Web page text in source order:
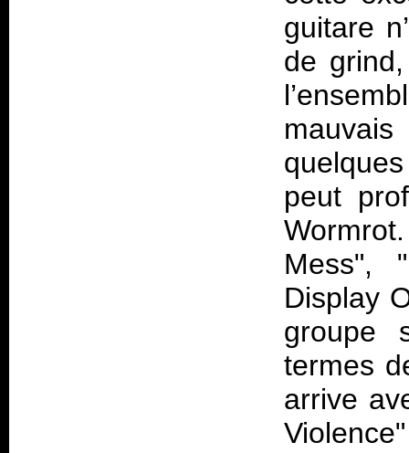
guitare
de
peut
Mess",
Display
groupe
termes
arrive